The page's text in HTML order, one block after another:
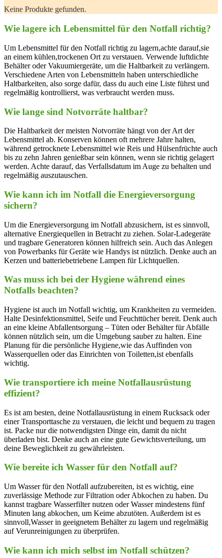
Keine Produkte gefunden.
Wie lagere ich Lebensmittel für den Notfall richtig?
Um Lebensmittel für den Notfall​ richtig zu lagern,achte darauf,sie
an​ einem‌ kühlen,trockenen Ort zu verstauen. Verwende luftdichte
Behälter oder ‌Vakuumiergeräte, um die Haltbarkeit zu ‍verlängern.
Verschiedene Arten von Lebensmitteln haben unterschiedliche
Haltbarkeiten, also ⁢sorge dafür, dass⁣ du auch eine Liste führst und
regelmäßig ‍kontrollierst, was verbraucht werden muss.
Wie lange sind Notvorräte haltbar?
Die Haltbarkeit der ‍meisten Notvorräte hängt von der Art der
Lebensmittel ab. Konserven können oft mehrere Jahre halten,⁢
während getrocknete Lebensmittel wie Reis und Hülsenfrüchte auch
bis zu⁢ zehn Jahren genießbar sein können, wenn sie richtig ‌gelagert
werden. Achte darauf, das Verfallsdatum im⁤ Auge zu behalten und
‌regelmäßig auszutauschen.
Wie kann⁤ ich im Notfall die Energieversorgung‌
sichern?
Um die Energieversorgung im Notfall abzusichern, ist es sinnvoll,
alternative Energiequellen in Betracht zu ziehen. Solar-Ladegeräte⁢
und tragbare Generatoren können hilfreich ⁢sein. Auch das Anlegen
von Powerbanks für Geräte wie Handys ist nützlich. Denke auch ⁣an
Kerzen und batteriebetriebene Lampen⁣ für Lichtquellen.
Was muss ich bei der Hygiene ⁤während eines
Notfalls beachten?
Hygiene ist auch im ​Notfall wichtig, um Krankheiten zu vermeiden.
Halte Desinfektionsmittel, Seife und Feuchttücher bereit. Denk auch
an eine kleine Abfallentsorgung – Tüten oder Behälter für Abfälle
können nützlich sein, um die Umgebung sauber zu halten. Eine
Planung für die⁢ persönliche Hygiene,wie das ⁢Auffinden von
Wasserquellen oder das Einrichten von Toiletten,ist ebenfalls
wichtig.
Wie transportiere ich meine Notfallausrüstung
effizient?
Es ist am ‌besten, deine Notfallausrüstung in einem Rucksack oder​
einer Transporttasche zu verstauen, die leicht ‌und bequem zu tragen
ist. Packe nur die notwendigsten⁢ Dinge ein, damit du‍ nicht‍
überladen bist. Denke auch an eine gute Gewichtsverteilung, um
deine Beweglichkeit zu gewährleisten.
Wie bereite ich ⁢Wasser für den Notfall⁤ auf?
Um Wasser für den Notfall aufzubereiten, ist es wichtig, eine
zuverlässige Methode zur Filtration oder Abkochen zu haben. Du
kannst tragbare Wasserfilter nutzen oder Wasser ‍mindestens fünf
Minuten lang abkochen, um Keime abzutöten. Außerdem ist es
sinnvoll,Wasser in geeignetem Behälter​ zu lagern und regelmäßig
auf Verunreinigungen​ zu überprüfen.
Wie ‌kann ich mich‍ selbst im Notfall ⁢schützen?